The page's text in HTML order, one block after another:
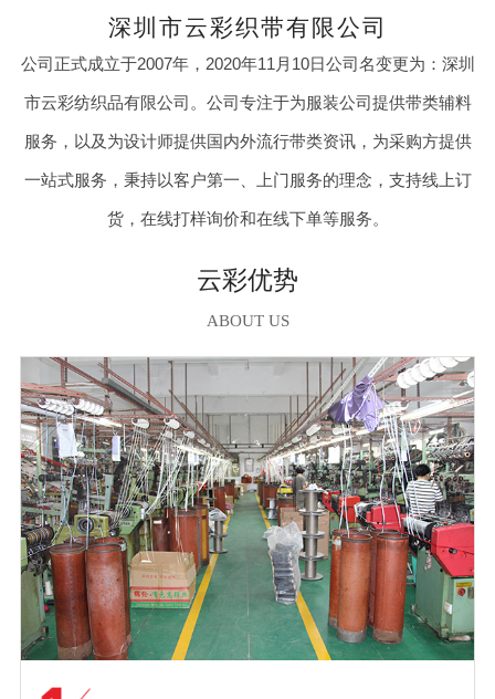
深圳市云彩织带有限公司
公司正式成立于2007年，2020年11月10日公司名变更为：深圳
市云彩纺织品有限公司。公司专注于为服装公司提供带类辅料
服务，以及为设计师提供国内外流行带类资讯，为采购方提供
一站式服务，秉持以客户第一、上门服务的理念，支持线上订
货，在线打样询价和在线下单等服务。
云彩优势
ABOUT US